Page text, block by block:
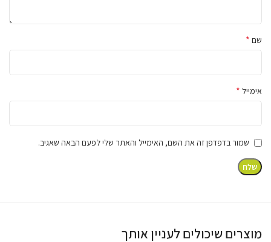
שם *
אימייל *
שמור בדפדפן זה את השם, האימייל והאתר שלי לפעם הבאה שאגיב.
מוצרים שיכולים לעניין אותך